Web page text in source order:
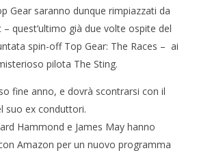
NOW VIEWING
a conduttore di Top Gear
Gear saranno dunque rimpiazzati da
– quest’ultimo già due volte ospite del
spin-off Top Gear: The Races – ai
pilota The Sting.
fine anno, e dovrà scontrarsi con il
suo ex conduttori.
Hammond e James May hanno
Amazon per un nuovo programma